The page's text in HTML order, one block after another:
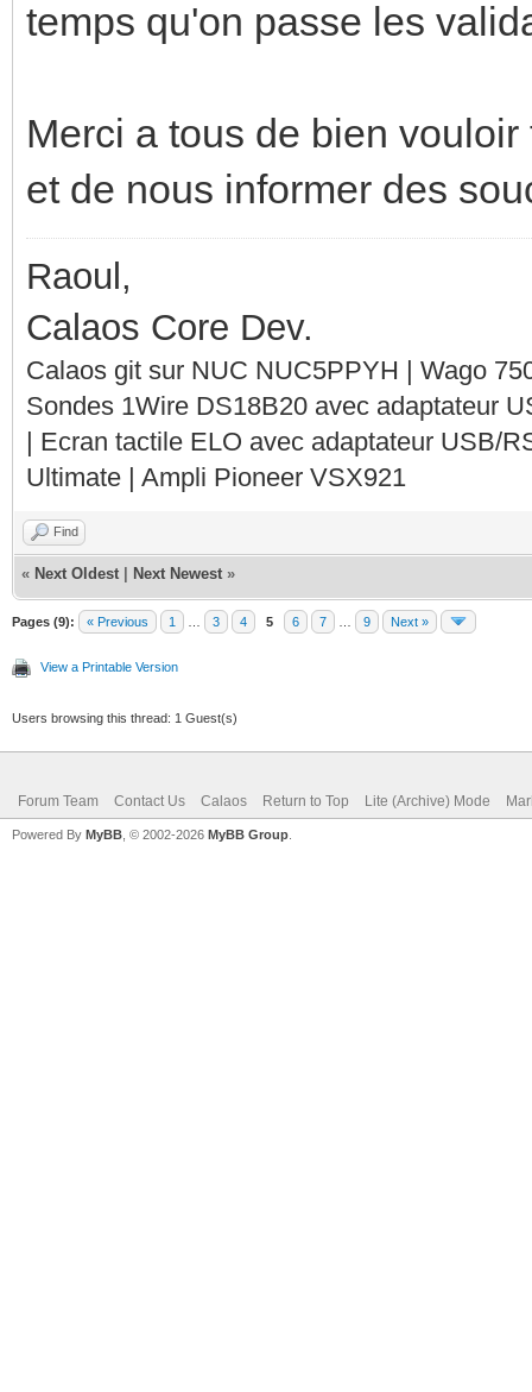
temps qu'on passe les
Merci a tous de bien
et de nous informer des
Raoul,
Calaos Core Dev.
Calaos git sur NUC NUC5PPYH | Wago
Sondes 1Wire DS18B20 avec adaptateur
| Ecran tactile ELO avec adaptateur USB/
Ultimate | Ampli Pioneer VSX921
Find
« Next Oldest Next Newest »
Pages (9): « Previous 1 3 4 5 6 7 9 Next »
View a Printable Version
Users browsing this thread: 1 Guest(s)
Forum Team Contact Us Calaos Return to Top Lite (Archive) Mode
Powered By MyBB , © 2002-2026 MyBB Group